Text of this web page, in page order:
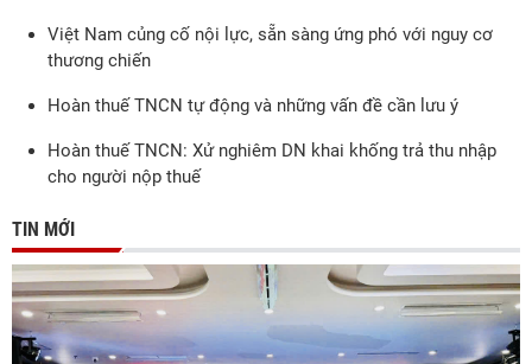
Việt Nam củng cố nội lực, sẵn sàng ứng phó với nguy cơ
thương chiến
Hoàn thuế TNCN tự động và những vấn đề cần lưu ý
Hoàn thuế TNCN: Xử nghiêm DN khai khống trả thu nhập
cho người nộp thuế
TIN MỚI